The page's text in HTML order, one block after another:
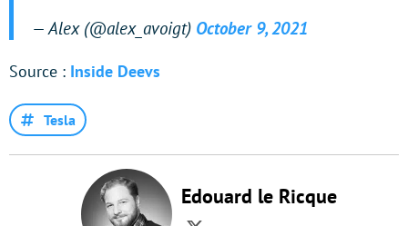
— Alex (@alex_avoigt) October 9, 2021
Source : Inside Deevs
Tesla
Edouard le Ricque